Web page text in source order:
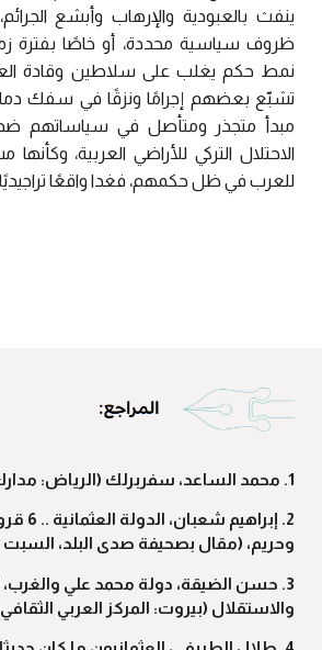
ينفث بالعبودية والإرهاب وأبشع
ظروف سياسية محددة، أو خاصًا بفترة
نمط حكم يغلب على سلاطين وقادة
تشبّع بعضهم إجرامًا ونزقًا في سفك
مبدأ متجذر ومتأصل في سياساتهم ضد
الاحتلال التركي للأراضي العربية، وكأنها
للعرب في ظل حكمهم، فغدا واقعًا تراجيديًا
1. محمد الساعد، سفربرلك (الرياض: مدارك، 2018)
2.
وحريم، (مقال بصحيفة صدى البلد، السبت 7 سبتمبر 2019).
3. حسن الضيقة، دولة محمد علي والغرب،
والاستقلال (بيروت: المركز العربي الثقافي،